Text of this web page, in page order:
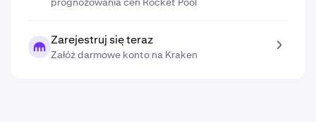
Zarejestruj się teraz
Załóż darmowe konto na Kraken